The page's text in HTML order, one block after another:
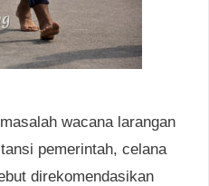
wacana larangan
pemerintah, celana
direkomendasikan